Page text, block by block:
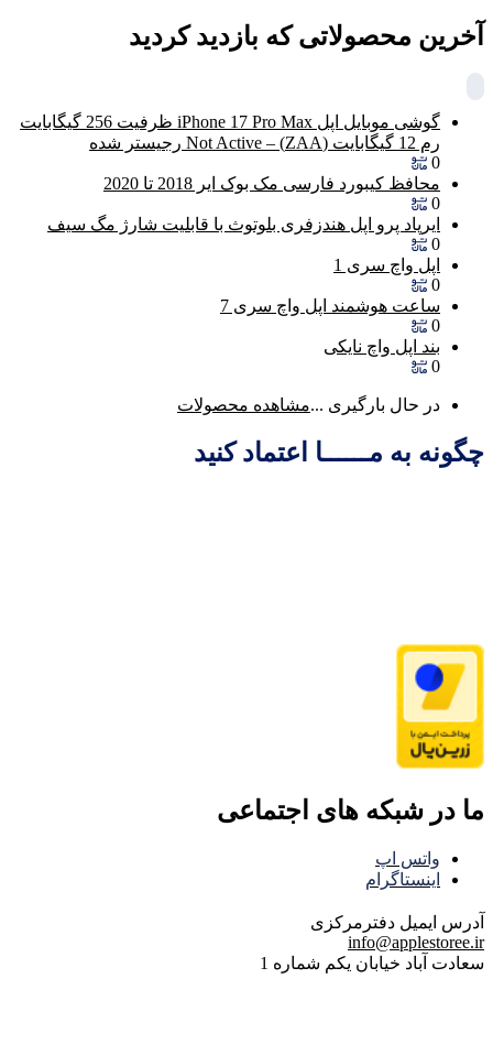
آخرین محصولاتی که بازدید کردید
گوشی موبایل اپل iPhone 17 Pro Max ظرفیت 256 گیگابایت
رم 12 گیگابایت (ZAA) – Not Active رجیستر شده
0
محافظ کیبورد فارسی مک بوک ایر 2018 تا 2020
0
ایرپاد پرو اپل هندزفری بلوتوث با قابلیت شارژ مگ سیف
0
اپل واچ سری 1
0
ساعت هوشمند اپل واچ سری 7
0
بند اپل واچ نایکی
0
در حال بارگیری ...مشاهده محصولات
چگونه به مــــــا اعتماد کنید
ما در شبکه های اجتماعی
واتس اپ
اینستاگرام
آدرس ایمیل دفترمرکزی
info@applestoree.ir
سعادت آباد خیابان یکم شماره 1